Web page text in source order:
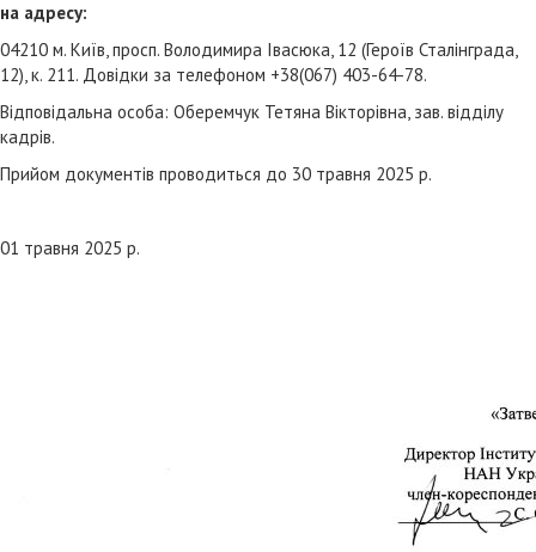
на адресу:
04210 м. Київ, просп. Володимира Івасюка, 12 (Героїв Сталінграда,
12), к. 211. Довідки за телефоном +38(067) 403-64-78.
Відповідальна особа: Оберемчук Тетяна Вікторівна, зав. відділу
кадрів.
Прийом документів проводиться до 30 травня 2025 р.
01 травня 2025 р.